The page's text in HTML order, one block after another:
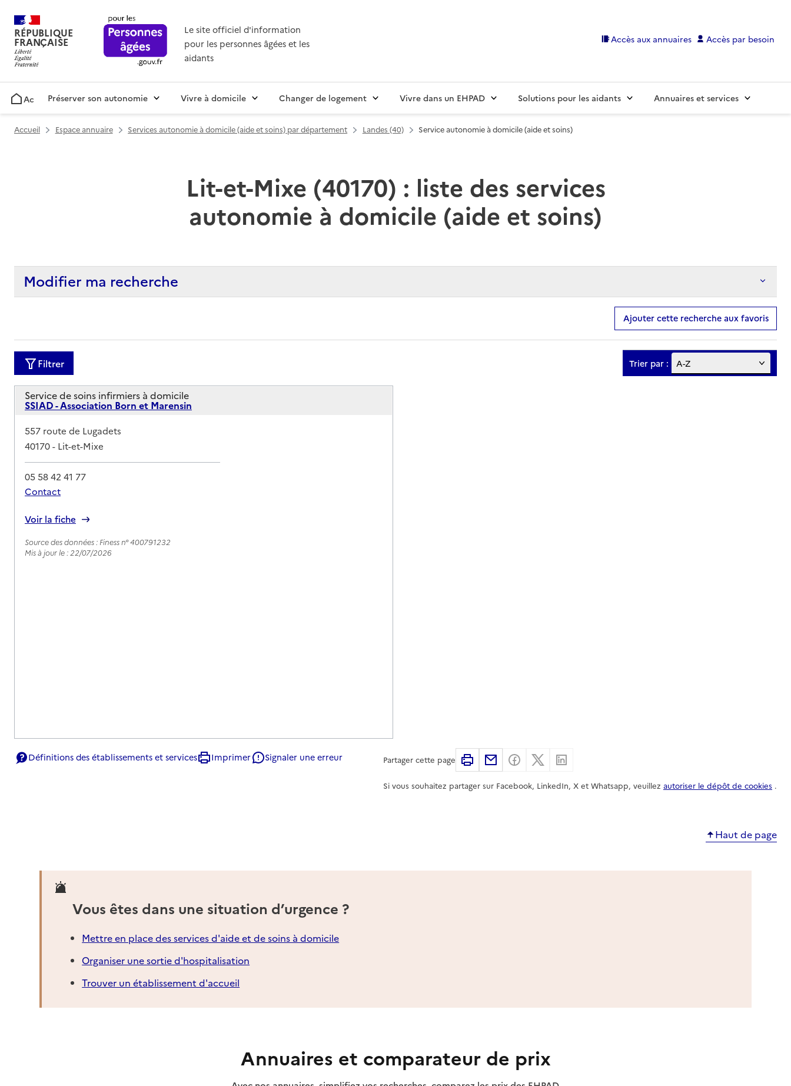
RÉPUBLIQUE
FRANÇAISE
Le site officiel d'information
pour les personnes âgées et les
aidants
Accès aux annuaires Accès par besoin
AccueilPréserver son autonomie Vivre à domicile Changer de logement Vivre dans un EHPAD Solutions pour les aidants Annuaires et services
Accueil Espace annuaire Services autonomie à domicile (aide et soins) par département Landes (40) Service autonomie à domicile (aide et soins)
Lit-et-Mixe (40170) : liste des services
autonomie à domicile (aide et soins)
Modifier ma recherche
Ajouter cette recherche aux favoris
Filtrer Trier par :
Service de soins infirmiers à domicile
SSIAD - Association Born et Marensin
Adresse
557 route de Lugadets
40170- Lit-et-Mixe
05 58 42 41 77
Contact
Voir la fiche
Source des données : Finess n° 400791232
Mis à jour le : 22/07/2026
Définitions des établissements et services Imprimer Signaler une erreur Partager cette page ImprimerPartager par email
Partager sur Facebook
Partager sur X
Si vous souhaitez partager sur Facebook, LinkedIn, X et Whatsapp, veuillez autoriser le dépôt de cookies .
Haut de page
Vous êtes dans une situation d’urgence ?
Mettre en place des services d'aide et de soins à domicile
Organiser une sortie d'hospitalisation
Trouver un établissement d'accueil
Annuaires et comparateur de prix